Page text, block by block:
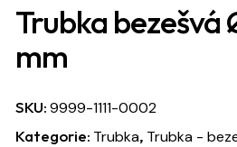
Trubka bezešvá
mm
SKU:9999-1111-0002
Kategorie: Trubka, Trubka -